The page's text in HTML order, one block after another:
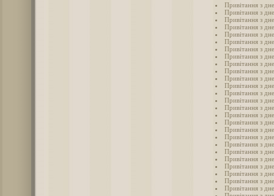
Привітання з
Привітання з
Привітання з
Привітання з
Привітання з
Привітання з
Привітання з
Привітання з
Привітання з
Привітання з
Привітання з
Привітання з
Привітання з
Привітання з
Привітання з
Привітання з
Привітання з
Привітання з
Привітання з
Привітання з
Привітання з
Привітання з
Привітання з
Привітання з
Привітання з
Привітання з